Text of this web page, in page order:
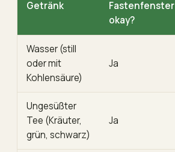
Getränk
Fastenfenster
okay?
Wasser (still
oder mit
Kohlensäure)
Ja
Ungesüßter
Tee (Kräuter,
grün, schwarz)
Ja